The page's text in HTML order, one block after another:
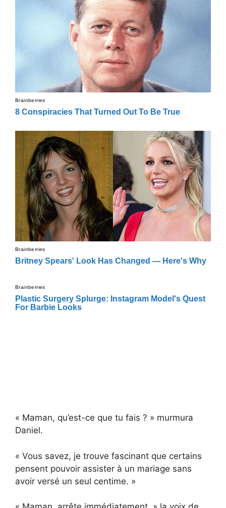
« Maman, qu’est-ce que tu fais ? » murmura
Daniel.
« Vous savez, je trouve fascinant que certains
pensent pouvoir assister à un mariage sans
avoir versé un seul centime. »